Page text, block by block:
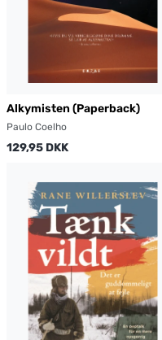
Alkymisten (Paperback)
Paulo Coelho
129,95 DKK